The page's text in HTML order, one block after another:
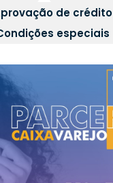
de crédito
especiais